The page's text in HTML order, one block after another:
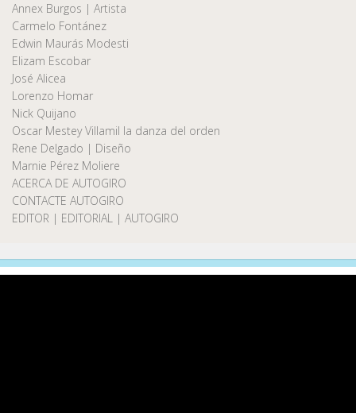
Annex Burgos | Artista
Carmelo Fontánez
Edwin Maurás Modesti
Elizam Escobar
José Alicea
Lorenzo Homar
Nick Quijano
Oscar Mestey Villamil la danza del orden
Rene Delgado | Diseño
Marnie Pérez Moliere
ACERCA DE AUTOGIRO
CONTACTE AUTOGIRO
EDITOR | EDITORIAL | AUTOGIRO